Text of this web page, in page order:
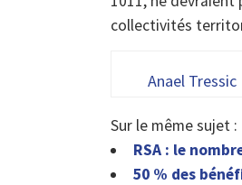
collectivités
Anael Tressic
Sur le même sujet :
RSA : le
50 % des